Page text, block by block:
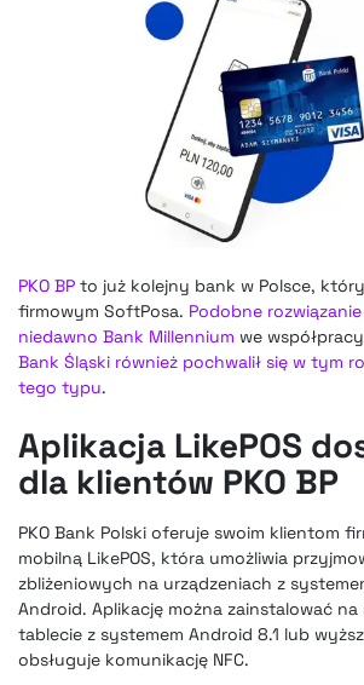
PKO BP to już kolejny bank w Polsce,
firmowym SoftPosa. Podobne
niedawno Bank Millennium we
Bank Śląski również pochwalił się w tym
tego typu.
Aplikacja LikePOS
dla klientów PKO BP
PKO Bank Polski oferuje swoim klientom
mobilną LikePOS, która umożliwia
zbliżeniowych na urządzeniach z
Android. Aplikację można zainstalować
tablecie z systemem Android 8.1 lub
obsługuje komunikację NFC.